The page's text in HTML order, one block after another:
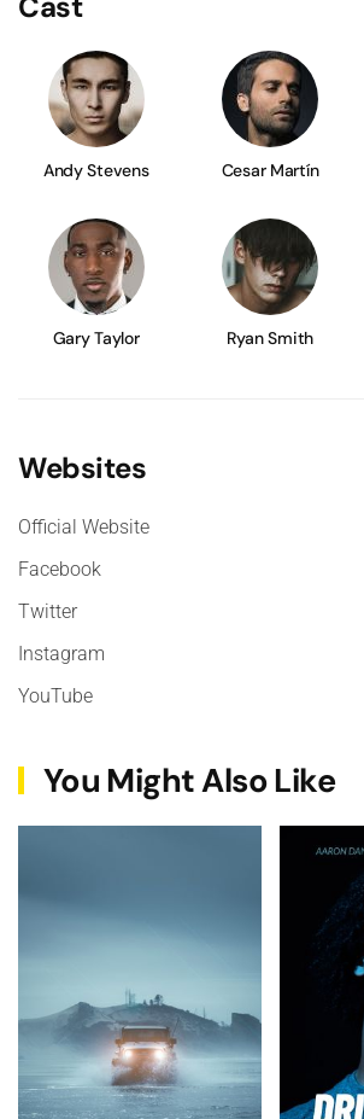
Andy Stevens Cesar Martín
Gary Taylor Ryan Smith
Websites
Official Website
Facebook
Twitter
Instagram
YouTube
You Might Also Like